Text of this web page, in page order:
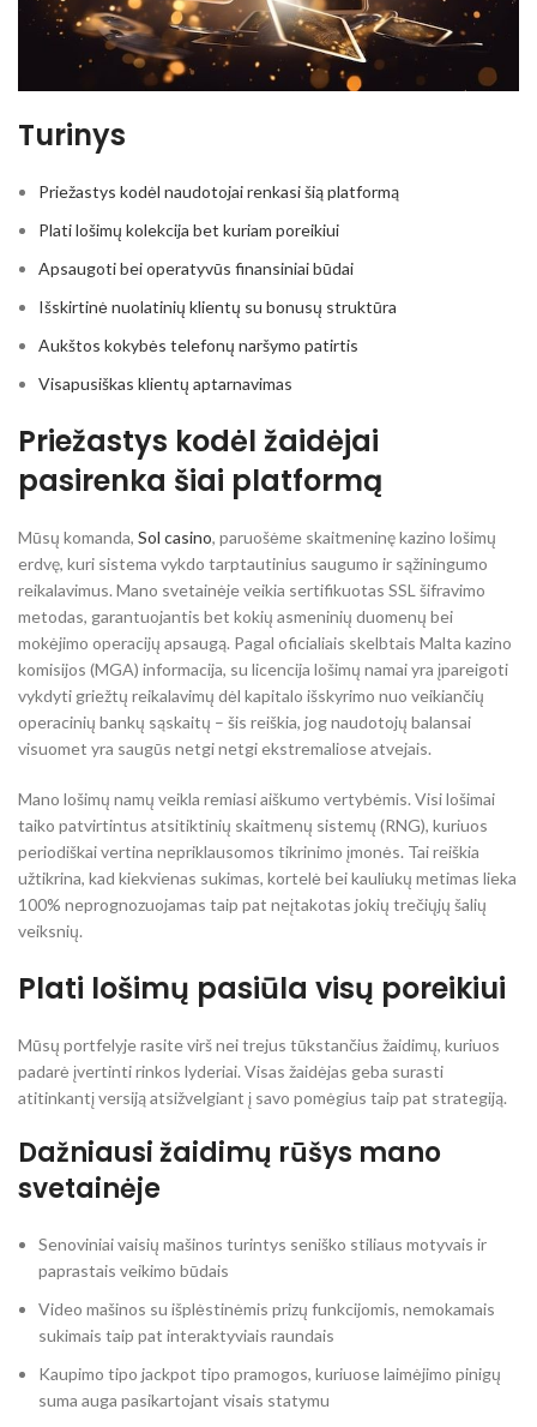
Turinys
Priežastys kodėl naudotojai renkasi šią platformą
Plati lošimų kolekcija bet kuriam poreikiui
Apsaugoti bei operatyvūs finansiniai būdai
Išskirtinė nuolatinių klientų su bonusų struktūra
Aukštos kokybės telefonų naršymo patirtis
Visapusiškas klientų aptarnavimas
Priežastys kodėl žaidėjai
pasirenka šiai platformą
Mūsų komanda, Sol casino, paruošėme skaitmeninę kazino lošimų
erdvę, kuri sistema vykdo tarptautinius saugumo ir sąžiningumo
reikalavimus. Mano svetainėje veikia sertifikuotas SSL šifravimo
metodas, garantuojantis bet kokių asmeninių duomenų bei
mokėjimo operacijų apsaugą. Pagal oficialiais skelbtais Malta kazino
komisijos (MGA) informacija, su licencija lošimų namai yra įpareigoti
vykdyti griežtų reikalavimų dėl kapitalo išskyrimo nuo veikiančių
operacinių bankų sąskaitų – šis reiškia, jog naudotojų balansai
visuomet yra saugūs netgi netgi ekstremaliose atvejais.
Mano lošimų namų veikla remiasi aiškumo vertybėmis. Visi lošimai
taiko patvirtintus atsitiktinių skaitmenų sistemų (RNG), kuriuos
periodiškai vertina nepriklausomos tikrinimo įmonės. Tai reiškia
užtikrina, kad kiekvienas sukimas, kortelė bei kauliukų metimas lieka
100% neprognozuojamas taip pat neįtakotas jokių trečiųjų šalių
veiksnių.
Plati lošimų pasiūla visų poreikiui
Mūsų portfelyje rasite virš nei trejus tūkstančius žaidimų, kuriuos
padarė įvertinti rinkos lyderiai. Visas žaidėjas geba surasti
atitinkantį versiją atsižvelgiant į savo pomėgius taip pat strategiją.
Dažniausi žaidimų rūšys mano
svetainėje
Senoviniai vaisių mašinos turintys seniško stiliaus motyvais ir
paprastais veikimo būdais
Video mašinos su išplėstinėmis prizų funkcijomis, nemokamais
sukimais taip pat interaktyviais raundais
Kaupimo tipo jackpot tipo pramogos, kuriuose laimėjimo pinigų
suma auga pasikartojant visais statymu